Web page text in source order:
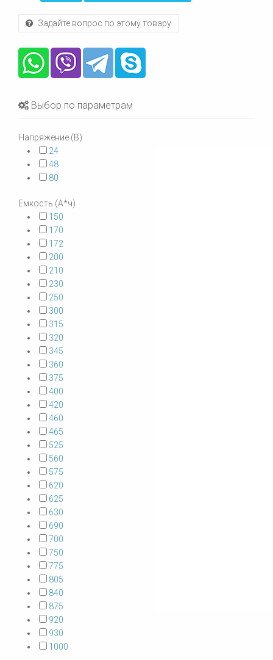
Задайте вопрос по этому товару
Выбор по параметрам
Напряжение (В)
24
48
80
Емкость (А*ч)
150
170
172
200
210
230
250
300
315
320
345
360
375
400
420
460
465
525
560
575
620
625
630
690
700
750
775
805
840
875
920
930
1000